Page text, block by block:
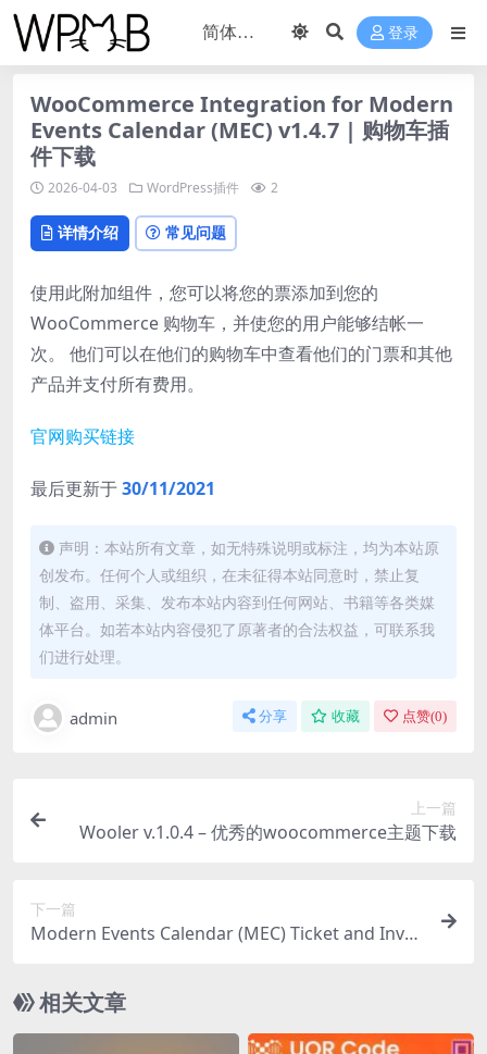
登录
WooCommerce Integration for Modern
Events Calendar (MEC) v1.4.7 | 购物车插
件下载
2026-04-03 WordPress插件 2
详情介绍 常见问题
使用此附加组件，您可以将您的票添加到您的
WooCommerce 购物车，并使您的用户能够结帐一
次。 他们可以在他们的购物车中查看他们的门票和其他
产品并支付所有费用。
官网购买链接
最后更新于30/11/2021
声明：本站所有文章，如无特殊说明或标注，均为本站原
创发布。任何个人或组织，在未征得本站同意时，禁止复
制、盗用、采集、发布本站内容到任何网站、书籍等各类媒
体平台。如若本站内容侵犯了原著者的合法权益，可联系我
们进行处理。
admin 分享 收藏 点赞(0)
上一篇
Wooler v.1.0.4 – 优秀的woocommerce主题下载
下一篇
Modern Events Calendar (MEC) Ticket and Invoi
相关文章